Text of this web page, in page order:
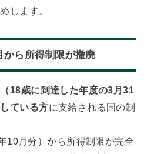
します。
から所得制限が撤廃
18歳に到達した年度の3月31
ている方に支給される国の制
10月分）から所得制限が完全